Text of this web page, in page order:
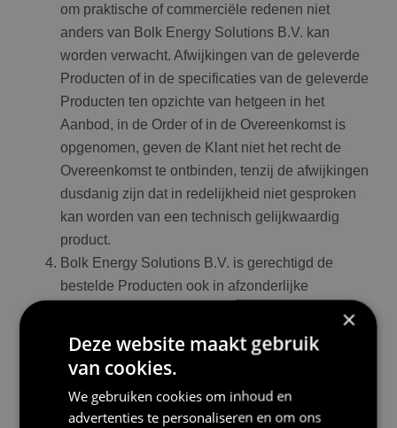
om praktische of commerciële redenen niet
anders van Bolk Energy Solutions B.V. kan
worden verwacht. Afwijkingen van de geleverde
Producten of in de specificaties van de geleverde
Producten ten opzichte van hetgeen in het
Aanbod, in de Order of in de Overeenkomst is
opgenomen, geven de Klant niet het recht de
Overeenkomst te ontbinden, tenzij de afwijkingen
dusdanig zijn dat in redelijkheid niet gesproken
kan worden van een technisch gelijkwaardig
product.
Bolk Energy Solutions B.V. is gerechtigd de
bestelde Producten ook in afzonderlijke
eventuele extra handeling- of transportkosten
voor rekening van Bolk Energy Solutions B.V.
komen.
De Klant verplicht zich om de Producten bij
×
Deze website maakt gebruik
van cookies.
We gebruiken cookies om inhoud en
advertenties te personaliseren en om ons